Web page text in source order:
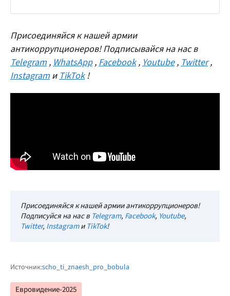
Присоединяйся к нашей армии
антикоррупционеров! Подписывайся на нас в
Telegram ,WhatsApp ,Facebook ,Youtube ,Twitter ,
Instagram иTikTok !
Присоединяйся к нашей армии антикоррупционеров!
Подписуйся на нас в Telegram, Facebook, Youtube,
Twitter, InstagramиTikTok!
Источник:scho_ti_znaesh_pro_bobula
Евровидение-2025